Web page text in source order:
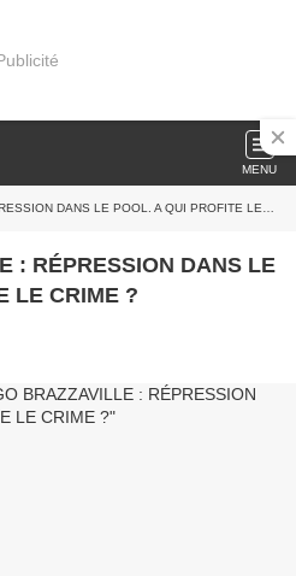
MENU
DANS LE POOL. A QUI PROFITE LE CRIME ?
: RÉPRESSION DANS LE
LE CRIME ?